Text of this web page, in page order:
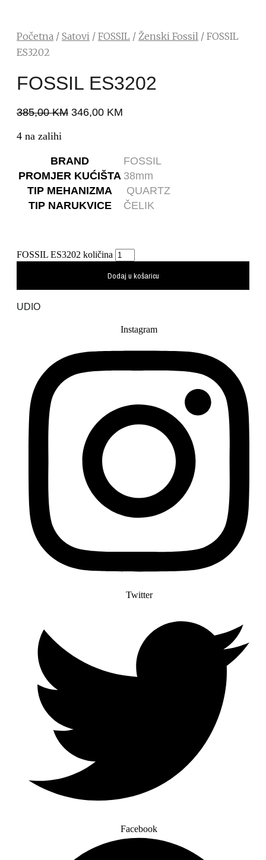
Početna / Satovi / FOSSIL / Ženski Fossil / FOSSIL
ES3202
FOSSIL ES3202
385,00KM 346,00 KM
4 na zalihi
BRAND
FOSSIL
PROMJER KUĆIŠTA 38mm
TIP MEHANIZMA
QUARTZ
TIP NARUKVICE
ČELIK
FOSSIL ES3202 količina
Dodaj u košaricu
UDIO
Instagram
Twitter
Facebook